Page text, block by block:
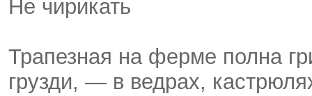
Не чирикать
Трапезная на ферме полна
грузди, — в ведрах,